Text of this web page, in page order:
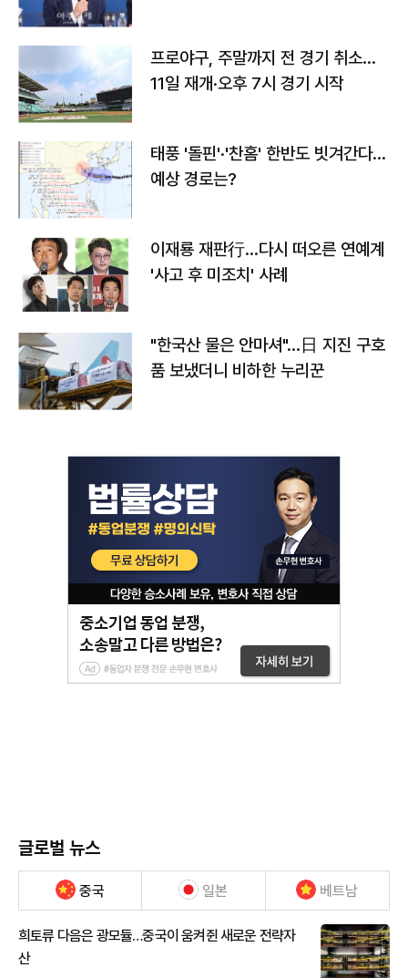
프로야구, 주말까지 전 경기 취소…
11일 재개·오후 7시 경기 시작
태풍 '돌핀'·'찬홈' 한반도 빗겨간다…
예상 경로는?
이재룡 재판行…다시 떠오른 연예계
'사고 후 미조치' 사례
"한국산 물은 안마셔"…日 지진 구호
품 보냈더니 비하한 누리꾼
글로벌 뉴스
중국 일본 베트남
희토류 다음은 광모듈…중국이 움켜쥔 새로운 전략자
산